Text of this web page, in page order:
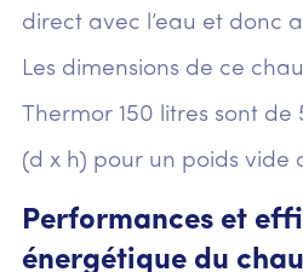
direct avec l’eau et donc
Les dimensions de ce
Thermor 150 litres sont de
(d x h) pour un poids vide
Performances et
énergétique du